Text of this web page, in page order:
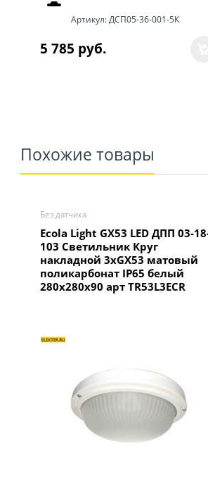
Артикул:ДСП05-36-001-5К
5 785 руб.
Похожие товары
Без датчика
Ecola Light GX53 LED ДПП 03-
103 Светильник Круг
накладной 3xGX53 матовый
поликарбонат IP65 белый
280x280x90 арт TR53L3ECR